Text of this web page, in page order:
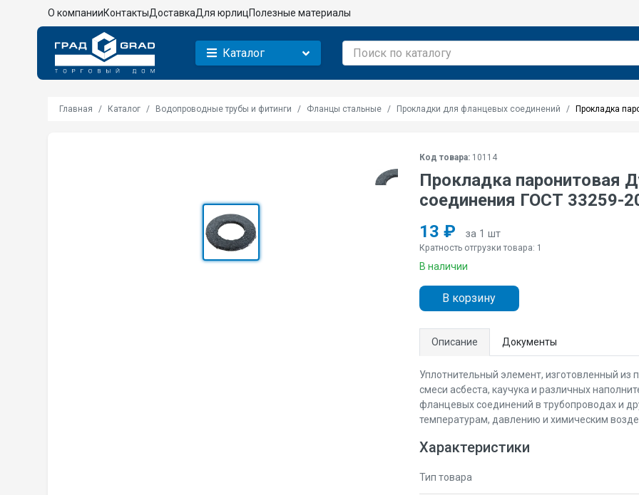
О компанииКонтактыДоставкаДля юрлицПолезные материалы
Каталог
Главная Каталог Водопроводные трубы и фитинги Фланцы стальные Прокладки для фланцевых соединений Прокладка
Код товара:10114
Прокладка паронитовая
соединения ГОСТ 33259-
13 ₽
за 1 шт
Кратность отгрузки товара: 1
В наличии
В корзину
Описание Документы
Уплотнительный элемент, изготовленный из
смеси асбеста, каучука и различных
фланцевых соединений в трубопроводах и
температурам, давлению и химическим
Характеристики
Тип товара